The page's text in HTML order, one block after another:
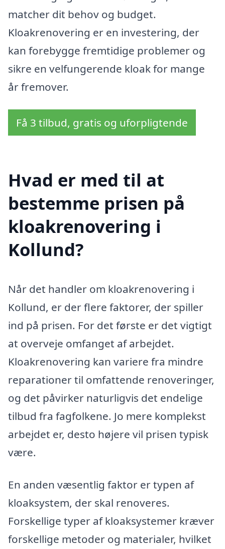
matcher dit behov og budget.
Kloakrenovering er en investering, der
kan forebygge fremtidige problemer og
sikre en velfungerende kloak for mange
år fremover.
Få 3 tilbud, gratis og uforpligtende
Hvad er med til at
bestemme prisen på
kloakrenovering i
Kollund?
Når det handler om kloakrenovering i
Kollund, er der flere faktorer, der spiller
ind på prisen. For det første er det vigtigt
at overveje omfanget af arbejdet.
Kloakrenovering kan variere fra mindre
reparationer til omfattende renoveringer,
og det påvirker naturligvis det endelige
tilbud fra fagfolkene. Jo mere komplekst
arbejdet er, desto højere vil prisen typisk
være.
En anden væsentlig faktor er typen af
kloaksystem, der skal renoveres.
Forskellige typer af kloaksystemer kræver
forskellige metoder og materialer, hvilket